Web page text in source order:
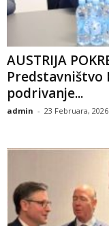
​AUSTRIJA
Predstavništvo
podrivanje...
admin - 23 Februara, 2026